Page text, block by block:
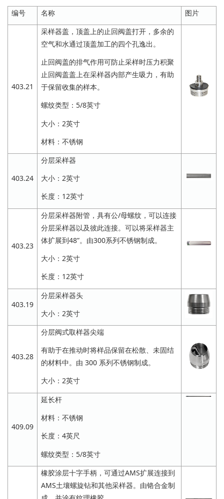
编号
名称 图片
403.21
采样器盖，顶盖上的止回阀盖打开，多余的
空气和水通过顶盖加工的四个孔逸出。
止回阀盖的排气作用可防止采样时压力积聚
止回阀盖盖上在采样器内部产生吸力，有助
于保留收集的样本。
螺纹类型：5/8英寸
大小：2英寸
材料：不锈钢
403.24
分层采样器
大小：2英寸
长度：12英寸
403.23
分层采样器附管，具有公/母螺纹，可以连接
分层采样器以及彼此连接。可以将采样器主
体扩展到48”。由300系列不锈钢制成。
大小：2英寸
长度：12英寸
403.19
分层采样器头
大小：2英寸
403.28
分层阀式取样器尖端
有助于在推动时将样品保留在松散、未固结
的材料中。由 300 系列不锈钢制成。
大小：2英寸
409.09
延长杆
材料：不锈钢
长度：4英尺
螺纹类型：5/8英寸
橡胶涂层十字手柄，可通过AMS扩展连接到
AMS土壤螺旋钻和其他采样器。由铬合金制